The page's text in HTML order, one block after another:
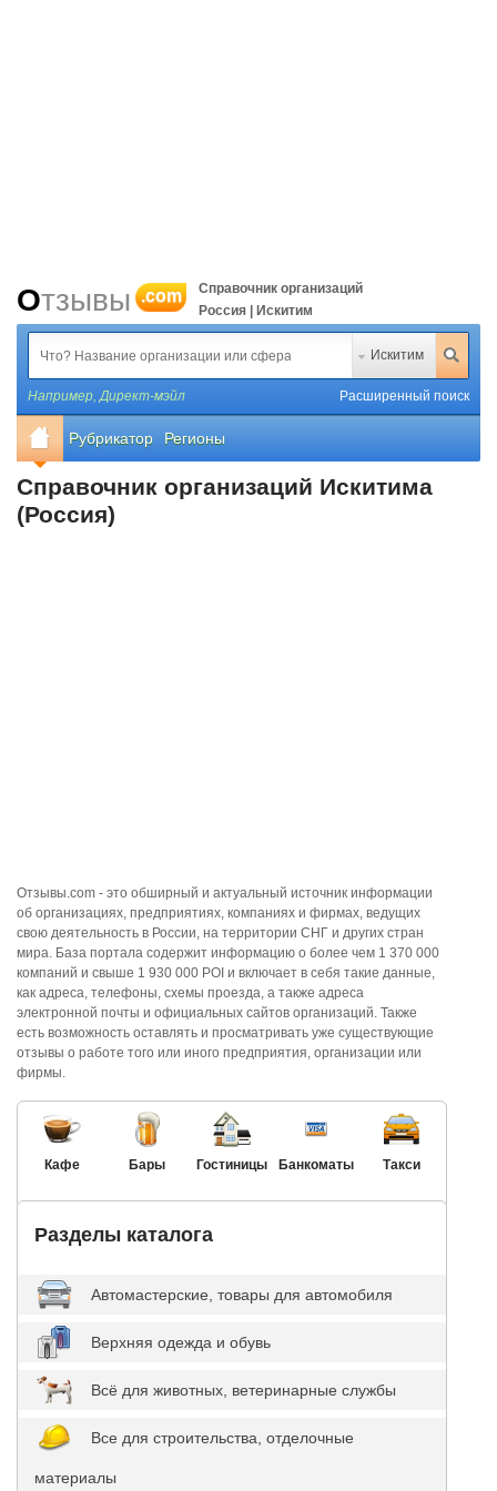
Отзывы .com
Справочник организаций
Россия | Искитим
Искитим
Например,Директ-мэйл Расширенный поиск
Рубрикатор Регионы
Справочник организаций Искитима
(Россия)
Отзывы.com - это обширный и актуальный источник информации
об организациях, предприятиях, компаниях и фирмах, ведущих
свою деятельность в России, на территории СНГ и других стран
мира. База портала содержит информацию о более чем 1 370 000
компаний и свыше 1 930 000 POI и включает в себя такие данные,
как адреса, телефоны, схемы проезда, а также адреса
электронной почты и официальных сайтов организаций. Также
есть возможность оставлять и просматривать уже существующие
отзывы о работе того или иного предприятия, организации или
фирмы.
Кафе Бары Гостиницы Банкоматы Такси
Разделы каталога
Автомастерские, товары для автомобиля
Верхняя одежда и обувь
Всё для животных, ветеринарные службы
Все для строительства, отделочные
материалы